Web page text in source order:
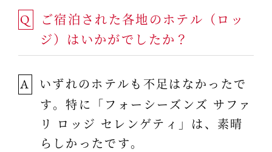
Q
ご宿泊された各地のホテル（ロッ
ジ）はいかがでしたか？
A
いずれのホテルも不足はなかったで
す。特に「フォーシーズンズ サファ
リ ロッジ セレンゲティ」は、素晴
らしかったです。